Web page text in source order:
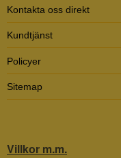
Kontakta oss direkt
Kundtjänst
Policyer
Sitemap
Villkor m.m.